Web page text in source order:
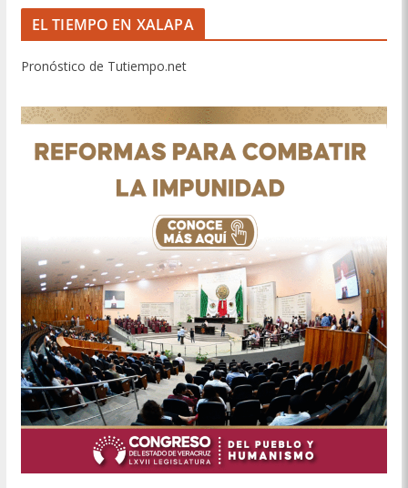
EL TIEMPO EN XALAPA
Pronóstico de Tutiempo.net